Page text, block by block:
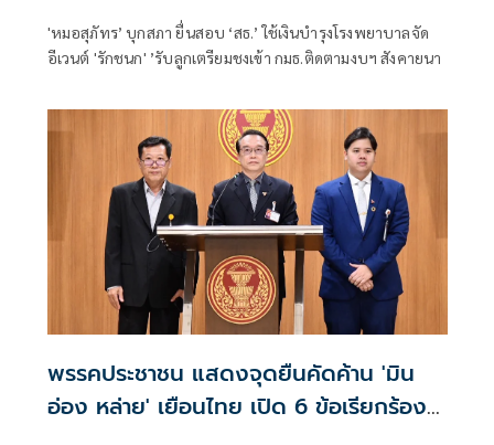
'หมอสุภัทร’ บุกสภา ยื่นสอบ ‘สธ.’ ใช้เงินบำรุงโรงพยาบาลจัด
อีเวนต์ 'รักชนก' ’รับลูกเตรียมชงเข้า กมธ.ติดตามงบฯ สังคายนา
พรรคประชาชน แสดงจุดยืนคัดค้าน 'มิน
อ่อง หล่าย' เยือนไทย เปิด 6 ข้อเรียกร้อง